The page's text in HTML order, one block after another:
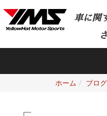
車に関
ホーム ブログ